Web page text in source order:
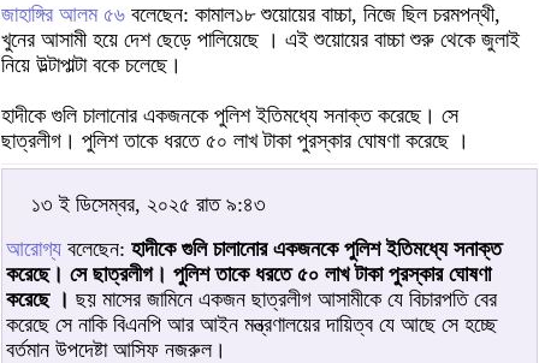
জাহাঙ্গির আলম ৫৬ বলেছেন: কামাল১৮ শুয়োয়ের বাচ্চা, নিজে ছিল চরমপন্থী,
খুনের আসামী হয়ে দেশ ছেড়ে পালিয়েছে । এই শুয়োয়ের বাচ্চা শুরু থেকে জুলাই
নিয়ে উল্টাপাল্টা বকে চলেছে।
হাদীকে গুলি চালানোর একজনকে পুলিশ ইতিমধ্যে সনাক্ত করেছে। সে
ছাত্রলীগ। পুলিশ তাকে ধরতে ৫০ লাখ টাকা পুরস্কার ঘোষণা করেছে ।
১৩ ই ডিসেম্বর, ২০২৫ রাত ৯:৪৩
আরোগ্য বলেছেন: হাদীকে গুলি চালানোর একজনকে পুলিশ ইতিমধ্যে সনাক্ত
করেছে। সে ছাত্রলীগ। পুলিশ তাকে ধরতে ৫০ লাখ টাকা পুরস্কার ঘোষণা
করেছে । ছয় মাসের জামিনে একজন ছাত্রলীগ আসামীকে যে বিচারপতি বের
করেছে সে নাকি বিএনপি আর আইন মন্ত্রণালয়ের দায়িত্ব যে আছে সে হচ্ছে
বর্তমান উপদেষ্টা আসিফ নজরুল।